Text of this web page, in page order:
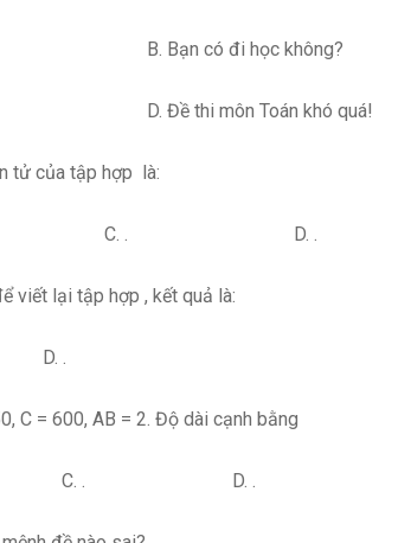
B. Bạn có đi học không?
Nam. D. Đề thi môn Toán khó quá!
tử của tập hợp là:
C. . D. .
viết lại tập hợp , kết quả là:
.
C = 600, AB = 2. Độ dài cạnh bằng
. D. .